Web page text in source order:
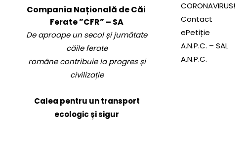
Compania Națională de Căi
Ferate ”CFR” – SA
De aproape un secol și jumătate
căile ferate
române contribuie la progres și
civilizație
Calea pentru un transport
ecologic și sigur
CORONAVIRUS!
Contact
ePetiție
A.N.P.C. – SAL
A.N.P.C.